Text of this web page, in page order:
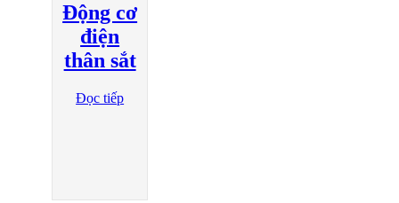
Động cơ
điện
thân sắt
Đọc tiếp